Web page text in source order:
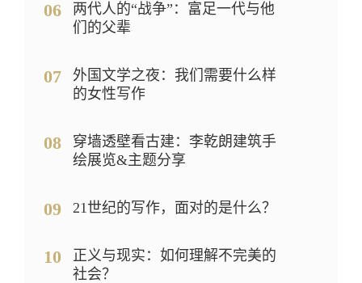
06
两代人的“战争”：富足一代与他
们的父辈
07
外国文学之夜：我们需要什么样
的女性写作
08
穿墙透壁看古建：李乾朗建筑手
绘展览&主题分享
09 21世纪的写作，面对的是什么？
10
正义与现实：如何理解不完美的
社会？